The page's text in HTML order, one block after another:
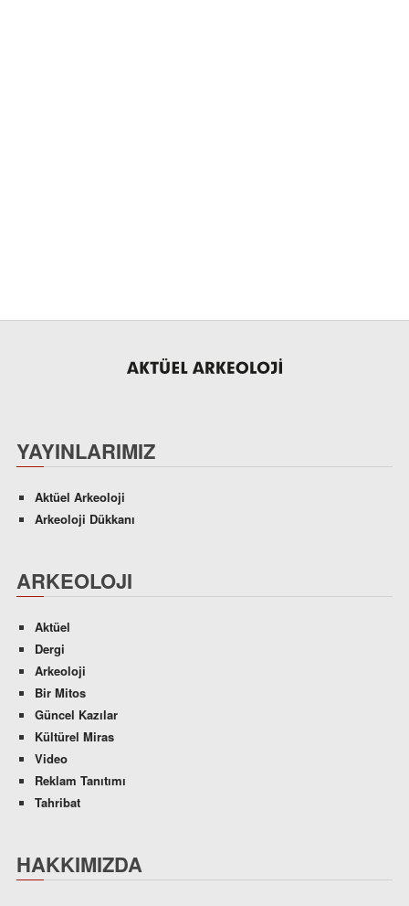
YAYINLARIMIZ
Aktüel Arkeoloji
Arkeoloji Dükkanı
ARKEOLOJI
Aktüel
Dergi
Arkeoloji
Bir Mitos
Güncel Kazılar
Kültürel Miras
Video
Reklam Tanıtımı
Tahribat
HAKKIMIZDA